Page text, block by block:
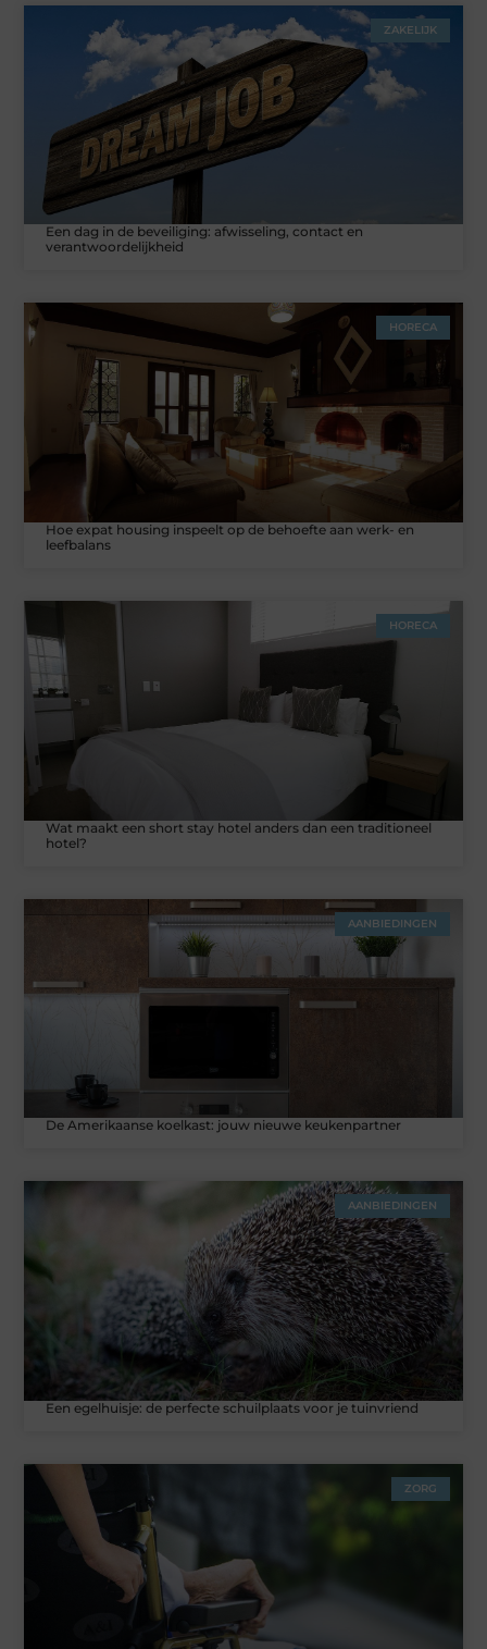
ZAKELIJK
Een dag in de beveiliging: afwisseling, contact en
verantwoordelijkheid
HORECA
Hoe expat housing inspeelt op de behoefte aan werk- en
leefbalans
HORECA
Wat maakt een short stay hotel anders dan een traditioneel
hotel?
AANBIEDINGEN
De Amerikaanse koelkast: jouw nieuwe keukenpartner
AANBIEDINGEN
Een egelhuisje: de perfecte schuilplaats voor je tuinvriend
ZORG